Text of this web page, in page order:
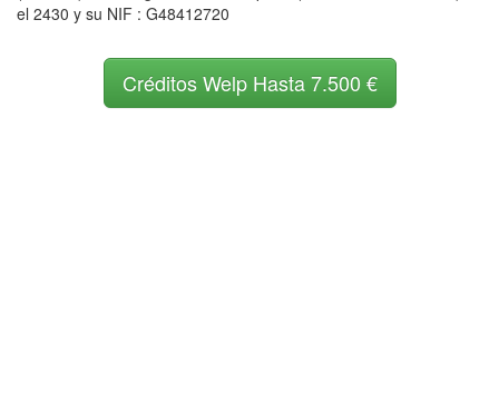
el 2430 y su NIF : G48412720
Créditos Welp Hasta 7.500 €